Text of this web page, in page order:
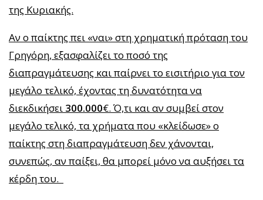
της Κυριακής.
Αν ο παίκτης πει «ναι» στη χρηματική πρόταση του
Γρηγόρη, εξασφαλίζει το ποσό της
διαπραγμάτευσης και παίρνει το εισιτήριο για τον
μεγάλο τελικό, έχοντας τη δυνατότητα να
διεκδικήσει 300.000€. Ό,τι και αν συμβεί στον
μεγάλο τελικό, τα χρήματα που «κλείδωσε» ο
παίκτης στη διαπραγμάτευση δεν χάνονται,
συνεπώς, αν παίξει, θα μπορεί μόνο να αυξήσει τα
κέρδη του.